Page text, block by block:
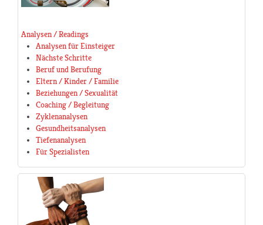
Analysen / Readings
Analysen für Einsteiger
Nächste Schritte
Beruf und Berufung
Eltern / Kinder / Familie
Beziehungen / Sexualität
Coaching / Begleitung
Zyklenanalysen
Gesundheitsanalysen
Tiefenanalysen
Für Spezialisten